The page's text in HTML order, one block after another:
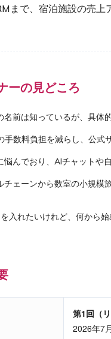
まで、宿泊施設の売
ーの見どころ
名前は知っているが、具
手数料負担を減らし、公式
悩んでおり、AIチャットや
チェーンから数室の小規模
入れたいけれど、何から
第1回（
2026年7